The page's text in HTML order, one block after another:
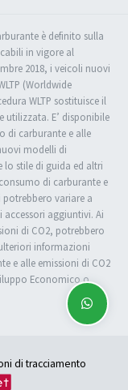
è definito sulla
in vigore al
2018, i veicoli nuovi
(Worldwide
WLTP sostituisce il
utilizzata. E’ disponibile
di carburante e alle
modelli di
lo stile di guida ed altri
di carburante e
potrebbero variare a
accessori aggiuntivi. Ai
di CO2, potrebbero
informazioni
e alle emissioni di CO2
Economico o
di tracciamento